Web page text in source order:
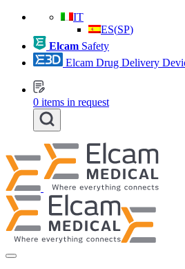
IT
ES(SP)
Elcam Safety
Elcam Drug Delivery
0 items in request